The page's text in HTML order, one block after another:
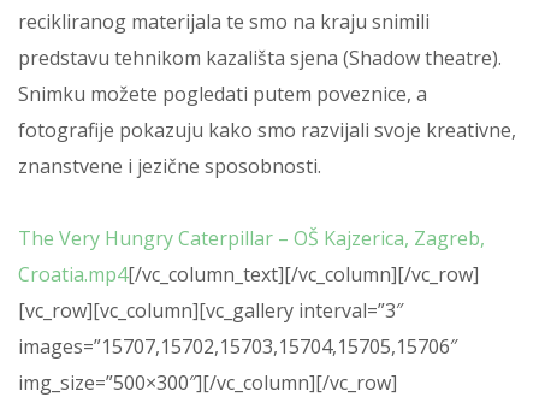
recikliranog materijala te smo na kraju snimili
predstavu tehnikom kazališta sjena (Shadow theatre).
Snimku možete pogledati putem poveznice, a
fotografije pokazuju kako smo razvijali svoje kreativne,
znanstvene i jezične sposobnosti.
The Very Hungry Caterpillar – OŠ Kajzerica, Zagreb,
Croatia.mp4[/vc_column_text][/vc_column][/vc_row]
[vc_row][vc_column][vc_gallery interval=”3″
images=”15707,15702,15703,15704,15705,15706″
img_size=”500×300″][/vc_column][/vc_row]